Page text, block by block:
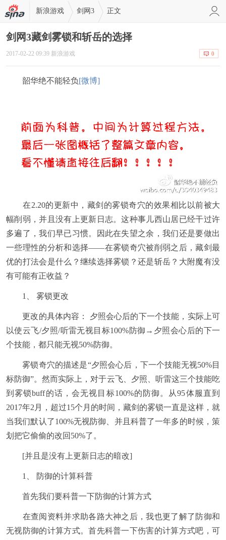
新浪游戏 剑网3 正文
剑网3藏剑雾锁和斩岳的选择
2017-02-22 09:39 新浪游戏 0
韶华绝不能轻负[微博]
在2.20的更新中，藏剑的雾锁奇穴的效果相比以前被大
幅削弱，并且没有上更新日志。这种事儿西山居已经干过许
多遍了，我们早已习惯。因此在失望之余，我们还是要做出
一些理性的分析和选择——在雾锁奇穴被削弱之后，藏剑最
优的打法会是什么？继续选择雾锁？还是斩岳？大附魔有没
有可能有正收益？
1、 雾锁更改
更改的具体内容： 夕照会心后的下一个技能，实际上可
以使云飞/夕照/听雷无视目标100%防御→夕照会心后的下一
个技能，都只能无视50%防御。
雾锁奇穴的描述是“夕照会心后，下一个技能无视50%目
标防御”。然而实际上，对于云飞、夕照、听雷这三个技能吃
到雾锁buff的话，会无视目标100%的防御。从95体服直到
2017年2月，超过15个月的时间，藏剑的雾锁一直是这样，就
当我们默认了100%无视防御、并且科普了一年多的时候，策
划把它偷偷的改回50%了。
[并且是没有上更新日志的暗改]
1、 防御的计算科普
首先我们要科普一下防御的计算方式
在查阅资料并求助各路大神之后，我也更了解了防御和
无视防御的计算方式。首先科普一下伤害的计算方式吧，可